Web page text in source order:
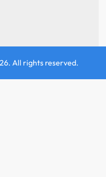
All rights reserved.